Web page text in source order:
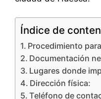
Índice de
Procedimiento
Documentación
Lugares donde
Dirección física:
Teléfono de